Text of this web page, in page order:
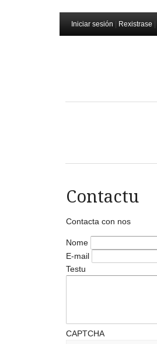
Iniciar sesión Rexistrase
Contactu
Contacta con nos
Nome
E-mail
Testu
CAPTCHA